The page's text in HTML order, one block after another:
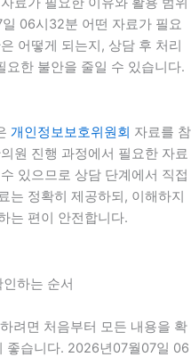
06시32분 어떤 자료가 필요
어떻게 되는지, 상담 후 처리
요한 불안을 줄일 수 있습니다.
개인정보보호위원회 자료를 참
원 진행 과정에서 필요한 자료
있으므로 상담 단계에서 직접
는 정확히 제공하되, 이해하지
는 편이 안전합니다.
하는 순서
려면 처음부터 모든 내용을 확
좋습니다. 2026년07월07일 06